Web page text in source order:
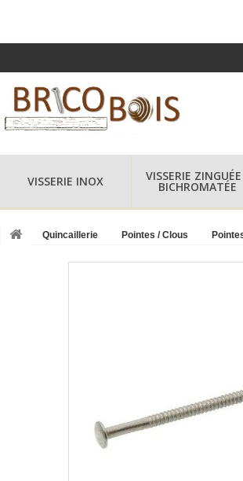
VISSERIE INOX VISSERIE
BICHROMATÉE
Quincaillerie Pointes / Clous